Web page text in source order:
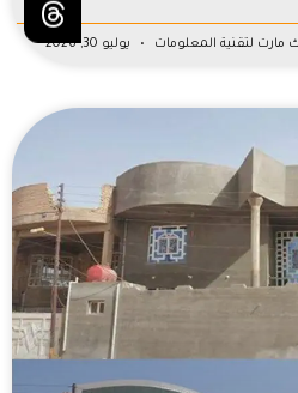
لتقنية المعلومات يوليو 30, 2026